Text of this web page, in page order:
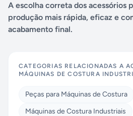
A escolha correta dos acessórios
produção mais rápida, eficaz e
acabamento final.
CATEGORIAS RELACIONADAS A
MÁQUINAS DE COSTURA
Peças para Máquinas de Costura
Máquinas de Costura Industriais